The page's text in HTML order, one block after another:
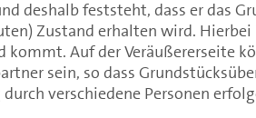
deshalb feststeht, dass er das
Zustand erhalten wird.
kommt. Auf der Veräußererseite
sein, so dass
verschiedene Personen